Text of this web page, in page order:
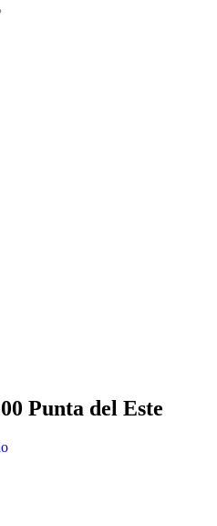
Punta del Este